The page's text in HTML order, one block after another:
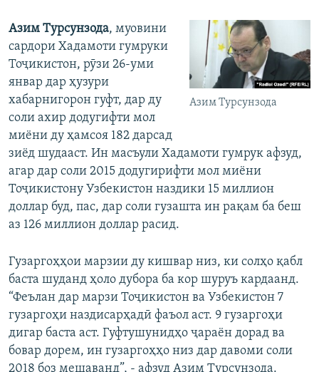
Азим Турсунзода
Азим Турсунзода, муовини
сардори Хадамоти гумруки
Тоҷикистон, рӯзи 26-уми
январ дар ҳузури
хабарнигорон гуфт, дар ду
соли ахир додугифти мол
миёни ду ҳамсоя 182 дарсад
зиёд шудааст. Ин масъули Хадамоти гумрук афзуд,
агар дар соли 2015 додугирифти мол миёни
Тоҷикистону Узбекистон наздики 15 миллион
доллар буд, пас, дар соли гузашта ин рақам ба беш
аз 126 миллион доллар расид.
Гузаргоҳҳои марзии ду кишвар низ, ки солҳо қабл
баста шуданд ҳоло дубора ба кор шуруъ кардаанд.
“Феълан дар марзи Тоҷикистон ва Узбекистон 7
гузаргоҳи наздисарҳадӣ фаъол аст. 9 гузаргоҳи
дигар баста аст. Гуфтушунидҳо ҷараён дорад ва
бовар дорем, ин гузаргоҳҳо низ дар давоми соли
2018 боз мешаванд”, - афзуд Азим Турсунзода.